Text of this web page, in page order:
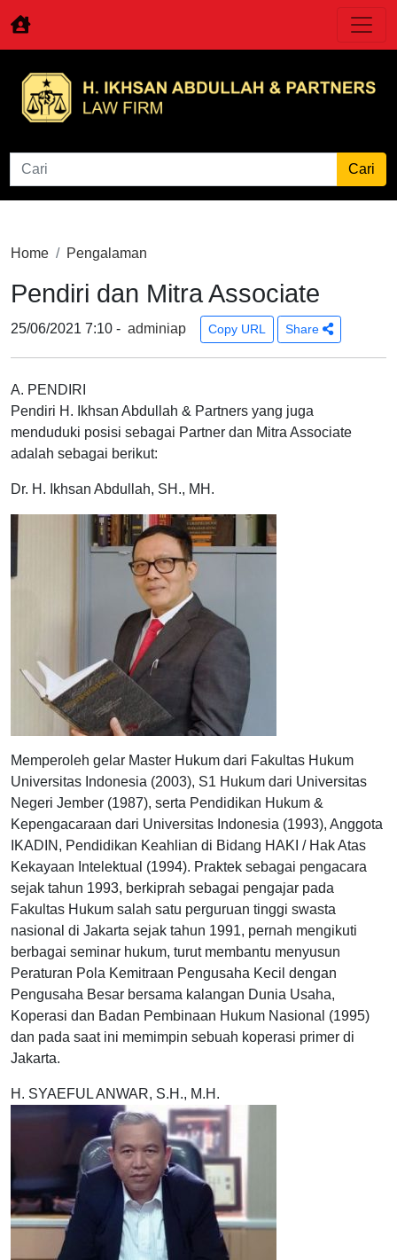
Home Pengalaman
Pendiri dan Mitra Associate
25/06/2021 7:10 - adminiap Copy URL Share
A. PENDIRI
Pendiri H. Ikhsan Abdullah & Partners yang juga
menduduki posisi sebagai Partner dan Mitra Associate
adalah sebagai berikut:
Dr. H. Ikhsan Abdullah, SH., MH.
Memperoleh gelar Master Hukum dari Fakultas Hukum
Universitas Indonesia (2003), S1 Hukum dari Universitas
Negeri Jember (1987), serta Pendidikan Hukum &
Kepengacaraan dari Universitas Indonesia (1993), Anggota
IKADIN, Pendidikan Keahlian di Bidang HAKI / Hak Atas
Kekayaan Intelektual (1994). Praktek sebagai pengacara
sejak tahun 1993, berkiprah sebagai pengajar pada
Fakultas Hukum salah satu perguruan tinggi swasta
nasional di Jakarta sejak tahun 1991, pernah mengikuti
berbagai seminar hukum, turut membantu menyusun
Peraturan Pola Kemitraan Pengusaha Kecil dengan
Pengusaha Besar bersama kalangan Dunia Usaha,
Koperasi dan Badan Pembinaan Hukum Nasional (1995)
dan pada saat ini memimpin sebuah koperasi primer di
Jakarta.
H. SYAEFUL ANWAR, S.H., M.H.